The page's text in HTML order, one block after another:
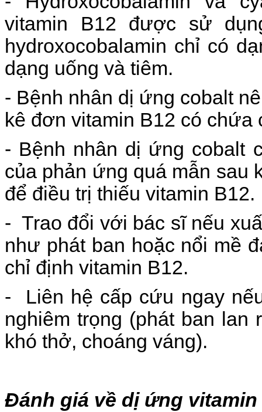
vitamin B12 được sử
hydroxocobalamin chỉ có
dạng uống và tiêm.
- Bệnh nhân dị ứng cobalt
kê đơn vitamin B12 có chứa
- Bệnh nhân dị ứng cobalt
của phản ứng quá mẫn sau
để điều trị thiếu vitamin B12.
- Trao đổi với bác sĩ nếu
như phát ban hoặc nổi mề
chỉ định vitamin B12.
- Liên hệ cấp cứu ngay
nghiêm trọng (phát ban lan
khó thở, choáng váng).
Đánh giá về dị ứng